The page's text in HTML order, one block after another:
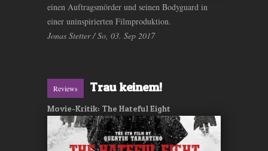
einen Auftragsmörder und seinen Bodyguard in
einer uninspirierten Filmproduktion.
Jonas Stetter / So, 03. Sep 2017
Reviews Trau keinem!
Movie-Kritik: The Hateful Eight